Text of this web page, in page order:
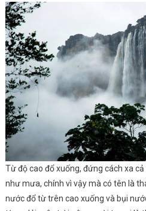
Từ độ cao đổ xuống, đứng cách xa
như mưa, chính vì vậy mà có tên là
nước đổ từ trên cao xuống và bụi